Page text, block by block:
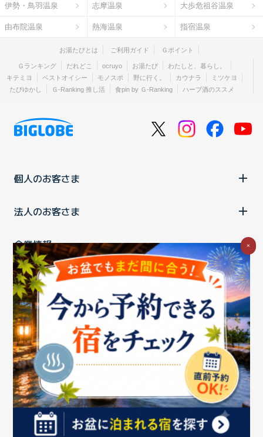
伊勢・鳥羽温泉 志摩温泉 大歩危祖谷温泉
由布院温泉 熱海温泉 指宿温泉
お湯たびとは ご利用ガイド Ｇポイント
Ｇランキング だれどこ ocruyo お湯たび
わたしと、暮らし。
キテミヨ
ベストオイシー モノスポ 野に行く。 カウナラ
ミツケヨ
たびゆかし
Ｇ-Ranking 推し活 食pin by Ｇ-Ranking ハーブ酒のススメ
個人のお客さま
法人のお客さま
企業情報
ご利用中の方
お問い合わせ消費税の表示 ウェブアクセシビリティの取り組み
個人情報保護ポリシープライバシーポータル
Cookieポリシー
特定商取引法に基づく表記情報セキュリティ基本方針
商標についてBIGLOBEトップ
Copyright ©BIGLOBE Inc. 2026.All rights reserved.
×